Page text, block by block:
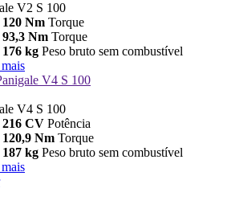
V2 S 100
120 Nm Torque
93,3 Nm Torque
176 kg Peso bruto sem combustível
V4 S 100
V4 S 100
216 CV Potência
120,9 Nm Torque
187 kg Peso bruto sem combustível